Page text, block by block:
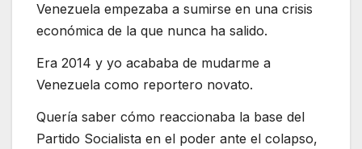
Venezuela empezaba a sumirse en una crisis
económica de la que nunca ha salido.
Era 2014 y yo acababa de mudarme a
Venezuela como reportero novato.
Quería saber cómo reaccionaba la base del
Partido Socialista en el poder ante el colapso,